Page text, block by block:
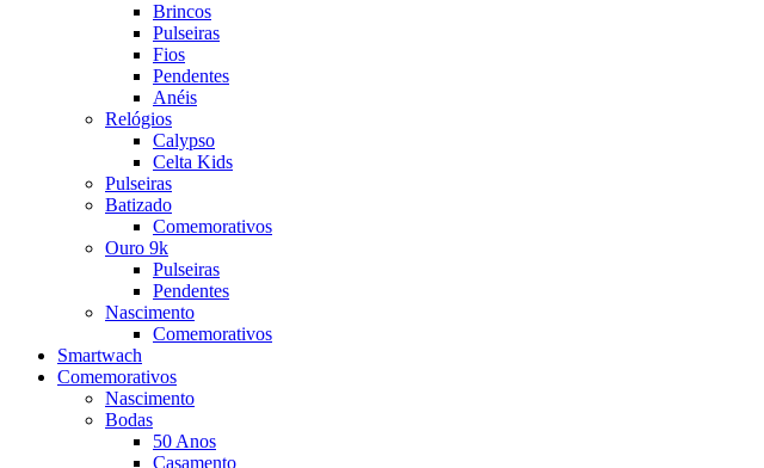
Brincos
Pulseiras
Fios
Pendentes
Anéis
Relógios
Calypso
Celta Kids
Pulseiras
Batizado
Comemorativos
Ouro 9k
Pulseiras
Pendentes
Nascimento
Comemorativos
Smartwach
Comemorativos
Nascimento
Bodas
50 Anos
Casamento